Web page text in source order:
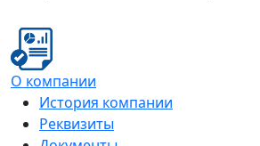
О компании
История компании
Реквизиты